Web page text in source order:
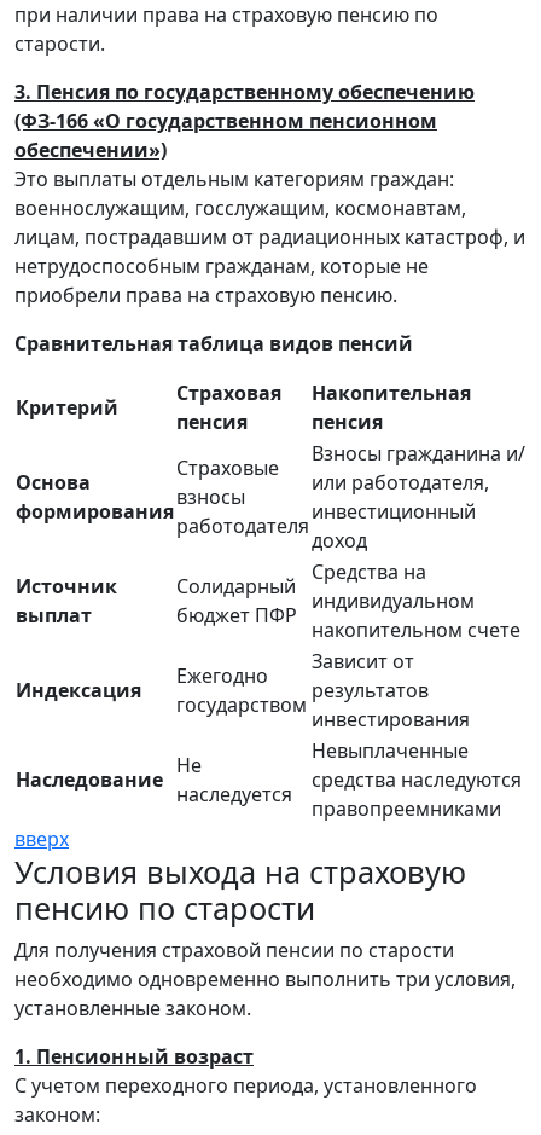
при наличии права на страховую пенсию по
старости.
3. Пенсия по государственному обеспечению
(ФЗ-166 «О государственном пенсионном
обеспечении»)
Это выплаты отдельным категориям граждан:
военнослужащим, госслужащим, космонавтам,
лицам, пострадавшим от радиационных катастроф, и
нетрудоспособным гражданам, которые не
приобрели права на страховую пенсию.
Сравнительная таблица видов пенсий
Критерий
Страховая
пенсия
Накопительная
пенсия
Основа
формирования
Страховые
взносы
работодателя
Взносы гражданина и/
или работодателя,
инвестиционный
доход
Источник
выплат
Солидарный
бюджет ПФР
Средства на
индивидуальном
накопительном счете
Индексация
Ежегодно
государством
Зависит от
результатов
инвестирования
Наследование
Не
наследуется
Невыплаченные
средства наследуются
правопреемниками
вверх
Условия выхода на страховую
пенсию по старости
Для получения страховой пенсии по старости
необходимо одновременно выполнить три условия,
установленные законом.
1. Пенсионный возраст
С учетом переходного периода, установленного
законом: